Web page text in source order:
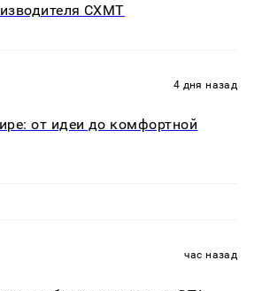
CXMT
4 дня назад
от идеи до комфортной
час назад